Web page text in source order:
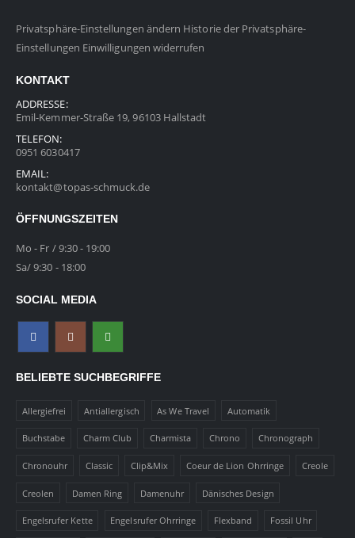
Privatsphäre-Einstellungen ändern Historie der Privatsphäre-
Einstellungen Einwilligungen widerrufen
KONTAKT
ADDRESSE:
Emil-Kemmer-Straße 19, 96103 Hallstadt
TELEFON:
0951 6030417
EMAIL:
kontakt@topas-schmuck.de
ÖFFNUNGSZEITEN
Mo - Fr / 9:30 - 19:00
Sa/ 9:30 - 18:00
SOCIAL MEDIA
BELIEBTE SUCHBEGRIFFE
Allergiefrei Antiallergisch As We Travel Automatik
Buchstabe Charm Club Charmista Chrono Chronograph
Chronouhr Classic Clip&Mix Coeur de Lion Ohrringe Creole
Creolen Damen Ring Damenuhr Dänisches Design
Engelsrufer Kette Engelsrufer Ohrringe Flexband Fossil Uhr